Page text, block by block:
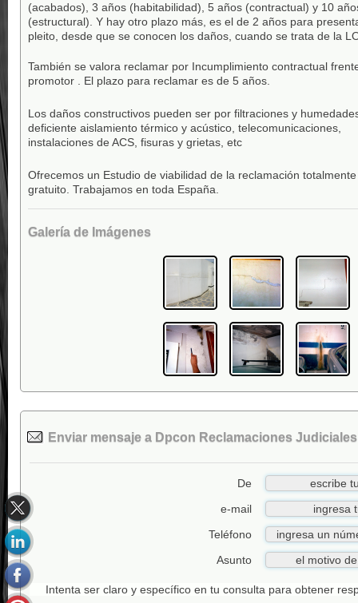
(acabados), 3 años (habitabilidad), 5 años (contractual) y 10
(estructural) . Y hay otro plazo más , es el de 2 años para
pleito, desde que se conocen los daños, cuando se trata de la
También se valora reclamar por Incumplimiento contractual
promotor .
El plazo para reclamar es de 5 años.
Los daños constructivos pueden ser por filtraciones y
deficiente aislamiento térmico y acústico, telecomunicaciones,
instalaciones de ACS, fisuras y grietas, etc
Ofrecemos un Estudio de viabilidad de la reclamación totalmente
gratuito. Trabajamos en toda España.
Galería de Imágenes
Enviar mensaje a Dpcon Reclamaciones
De
e-mail
Teléfono
Asunto
Intenta ser claro y específico en tu consulta para obtener